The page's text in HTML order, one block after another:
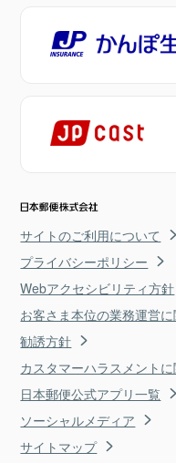
サイトのご利用について
プライバシーポリシー
Webアクセシビリティ方針
お客さま本位の業務運営
勧誘方針
カスタマーハラスメント
日本郵便公式アプリ一覧
ソーシャルメディア
サイトマップ